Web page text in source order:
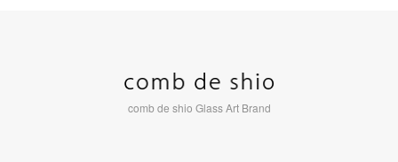
comb de shio Glass Art Brand